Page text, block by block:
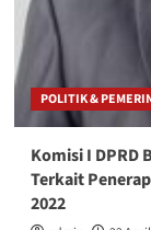
POLITIK &
Komisi I DPRD
Terkait
2022